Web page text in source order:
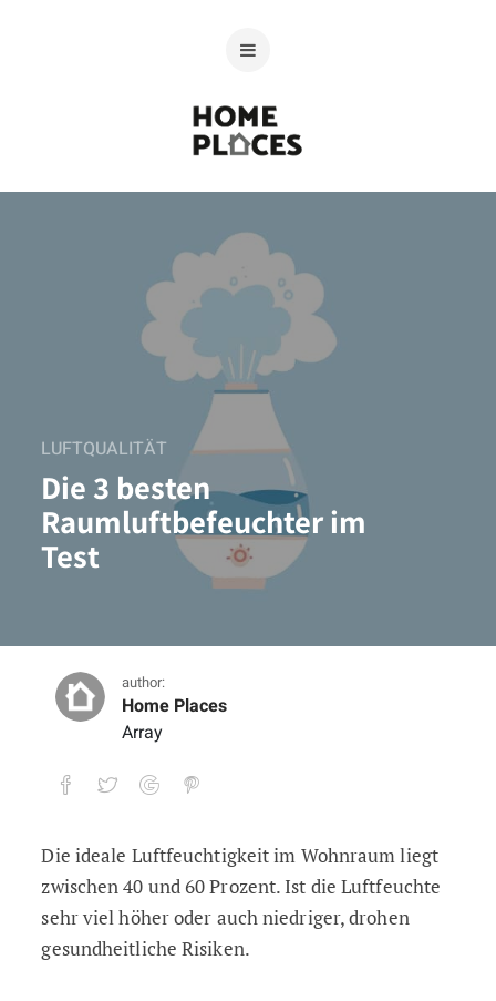
LUFTQUALITÄT
Die 3 besten
Raumluftbefeuchter im
Test
author:
Home Places
Array
Die 3 besten Raumluftbefeuchter im
Die ideale Luftfeuchtigkeit im Wohnraum liegt
zwischen 40 und 60 Prozent. Ist die Luftfeuchte
sehr viel höher oder auch niedriger, drohen
gesundheitliche Risiken.